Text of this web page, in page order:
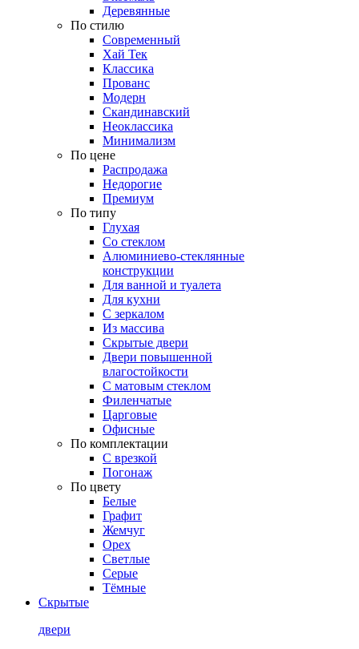
Деревянные
По стилю
Современный
Хай Тек
Классика
Прованс
Модерн
Скандинавский
Неоклассика
Минимализм
По цене
Распродажа
Недорогие
Премиум
По типу
Глухая
Со стеклом
Алюминиево-стеклянные
конструкции
Для ванной и туалета
Для кухни
С зеркалом
Из массива
Скрытые двери
Двери повышенной
влагостойкости
С матовым стеклом
Филенчатые
Царговые
Офисные
По комплектации
С врезкой
Погонаж
По цвету
Белые
Графит
Жемчуг
Орех
Светлые
Серые
Тёмные
Скрытые
двери